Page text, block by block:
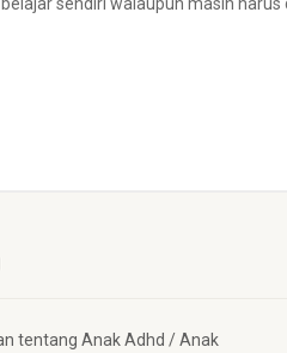
tentang Anak Adhd / Anak